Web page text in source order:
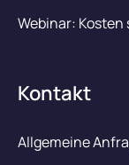
Webinar:
Kontakt
Allgemeine